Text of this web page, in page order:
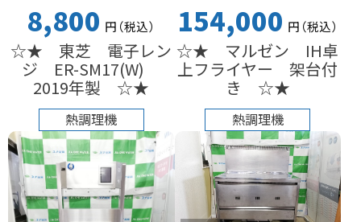
8,800 円（税込）
☆★ 東芝 電子レン
ジ ER-SM17(W)
2019年製 ☆★
熱調理機
154,000 円（税込）
☆★ マルゼン IH卓
上フライヤー 架台付
き ☆★
熱調理機